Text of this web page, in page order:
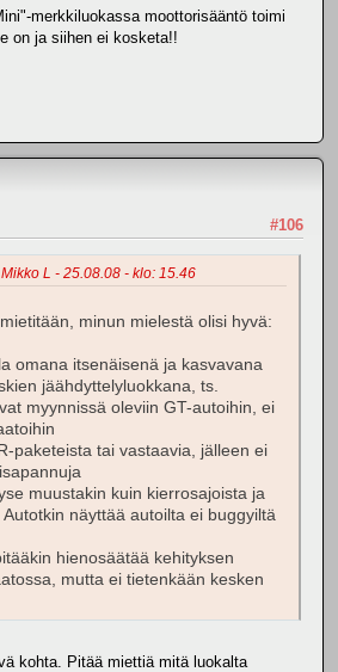
merkkiluokassa moottorisääntö toimi
on ja siihen ei kosketa!!
#106
L - 25.08.08 - klo: 15.46
minun mielestä olisi hyvä:
omana itsenäisenä ja kasvavana
jäähdyttelyluokkana, ts.
myynnissä oleviin GT-autoihin, ei
paketeista tai vastaavia, jälleen ei
muustakin kuin kierrosajoista ja
näyttää autoilta ei buggyiltä
hienosäätää kehityksen
mutta ei tietenkään kesken
kohta. Pitää miettiä mitä luokalta